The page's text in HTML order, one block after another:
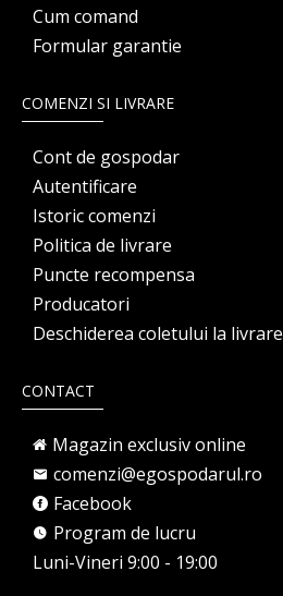
Cum comand
Formular garantie
COMENZI SI LIVRARE
Cont de gospodar
Autentificare
Istoric comenzi
Politica de livrare
Puncte recompensa
Producatori
Deschiderea coletului la livrare
CONTACT
Magazin exclusiv online
comenzi@egospodarul.ro
Facebook
Program de lucru
Luni-Vineri 9:00 - 19:00